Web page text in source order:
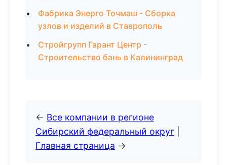
Фабрика Энерго Точмаш - Сборка
узлов и изделий в Ставрополь
Стройгрупп Гарант Центр -
Строительство бань в Калининград
← Все компании в регионе
Сибирский федеральный округ
Главная страница →